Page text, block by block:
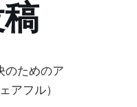
のためのア
アフル）